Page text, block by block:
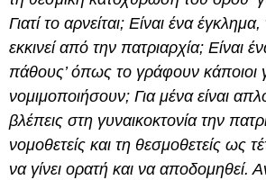
Γιατί το αρνείται; Είναι ένα
εκκινεί από την πατριαρχία; Είναι
πάθους’ όπως το γράφουν κάποιοι
νομιμοποιήσουν; Για μένα είναι
βλέπεις στη γυναικοκτονία την
νομοθετείς και τη θεσμοθετείς ως
να γίνει ορατή και να αποδομηθεί.